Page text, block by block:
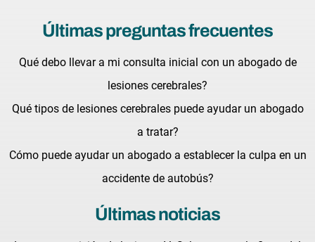
Últimas preguntas frecuentes
Qué debo llevar a mi consulta inicial con un abogado de
lesiones cerebrales?
Qué tipos de lesiones cerebrales puede ayudar un abogado
a tratar?
Cómo puede ayudar un abogado a establecer la culpa en un
accidente de autobús?
Últimas noticias